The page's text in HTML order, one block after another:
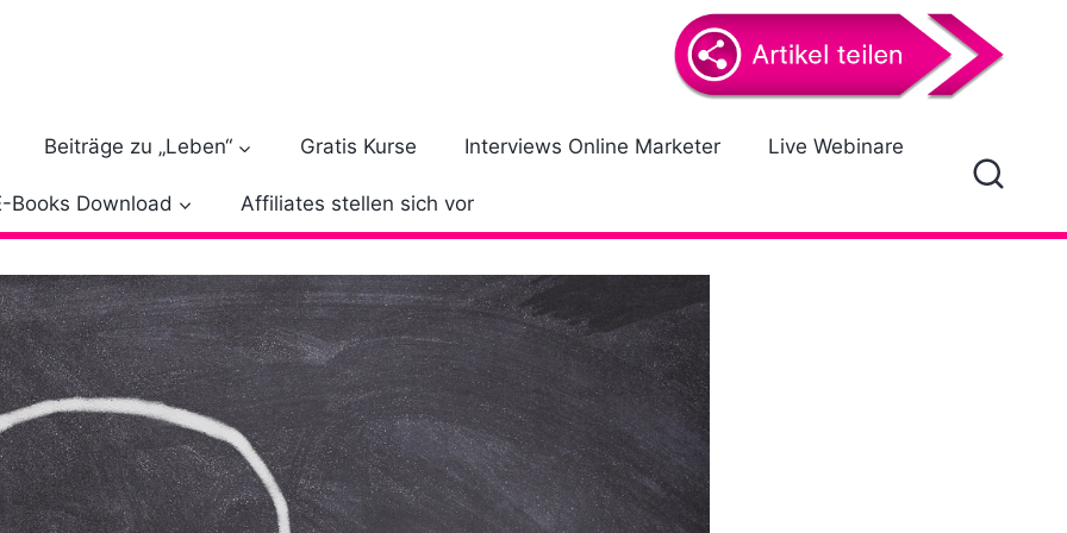
Beiträge zu „Leben“ Gratis Kurse Interviews Online Marketer Live Webinare
Books Download Affiliates stellen sich vor